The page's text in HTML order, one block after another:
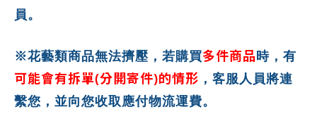
員。
※花藝類商品無法擠壓，若購買多件商品 時，有
可能會有拆單(分開寄件)的情形 ，客服人員將連
繫您，並向您收取應付物流運費。